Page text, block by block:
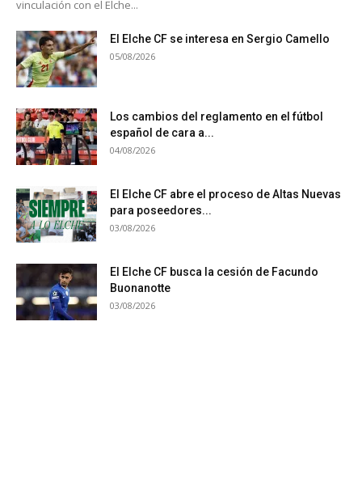
vinculación con el Elche...
El Elche CF se interesa en Sergio Camello
05/08/2026
Los cambios del reglamento en el fútbol
español de cara a...
04/08/2026
El Elche CF abre el proceso de Altas Nuevas
para poseedores...
03/08/2026
El Elche CF busca la cesión de Facundo
Buonanotte
03/08/2026